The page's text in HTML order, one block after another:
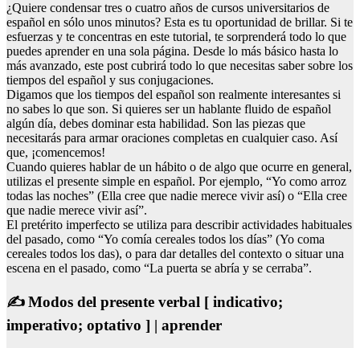
¿Quiere condensar tres o cuatro años de cursos universitarios de
español en sólo unos minutos? Esta es tu oportunidad de brillar. Si te
esfuerzas y te concentras en este tutorial, te sorprenderá todo lo que
puedes aprender en una sola página. Desde lo más básico hasta lo
más avanzado, este post cubrirá todo lo que necesitas saber sobre los
tiempos del español y sus conjugaciones.
Digamos que los tiempos del español son realmente interesantes si
no sabes lo que son. Si quieres ser un hablante fluido de español
algún día, debes dominar esta habilidad. Son las piezas que
necesitarás para armar oraciones completas en cualquier caso. Así
que, ¡comencemos!
Cuando quieres hablar de un hábito o de algo que ocurre en general,
utilizas el presente simple en español. Por ejemplo, “Yo como arroz
todas las noches” (Ella cree que nadie merece vivir así) o “Ella cree
que nadie merece vivir así”.
El pretérito imperfecto se utiliza para describir actividades habituales
del pasado, como “Yo comía cereales todos los días” (Yo coma
cereales todos los das), o para dar detalles del contexto o situar una
escena en el pasado, como “La puerta se abría y se cerraba”.
✍ Modos del presente verbal [ indicativo;
imperativo; optativo ] | aprender